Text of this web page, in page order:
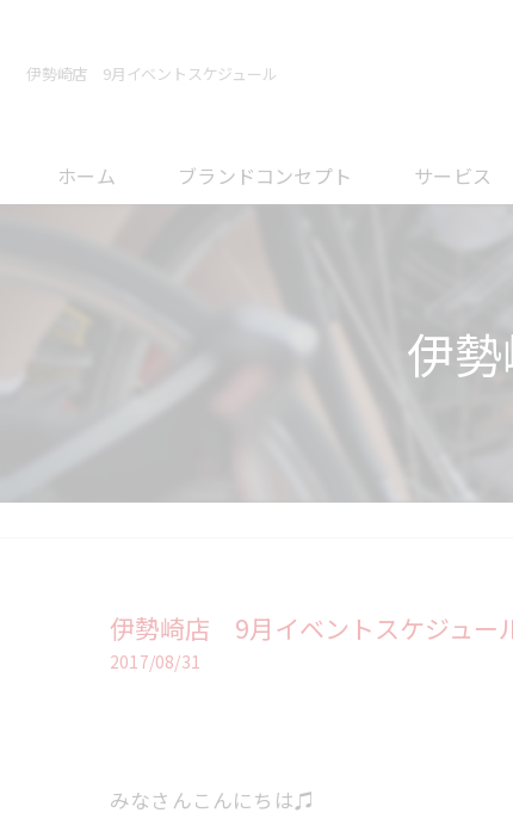
伊勢崎店 9月イベントスケジュール
ホーム ブランドコンセプト サービス
フィッティ
伊
伊勢崎店 9月イベントスケジュー
2017/08/31
みなさんこんにちは♫